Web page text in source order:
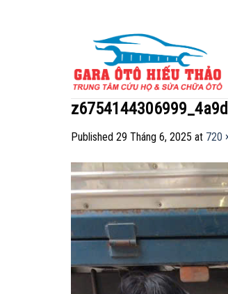
Published 29 Tháng 6, 2025 at 720